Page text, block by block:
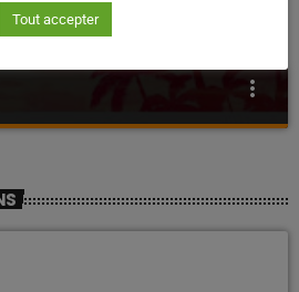
more_vert
80
Tout accepter